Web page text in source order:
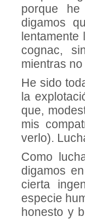
porque
digamos
cognac,
mientras
He sido
la
que,
mis
verlo).
Como
digamos
cierta
especie
honesto y